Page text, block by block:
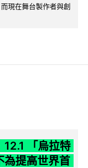
現在舞台製作者與創
12.1 「烏拉特
為提高世界首